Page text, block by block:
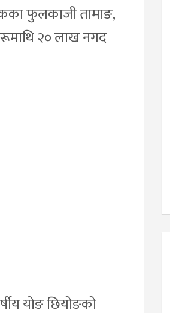
फुलकाजी तामाङ,
२० लाख नगद
योङ छियोङको